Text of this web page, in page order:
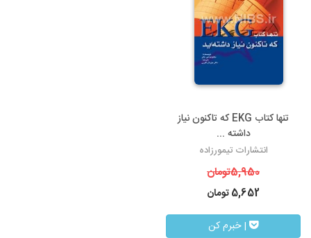
تنها کتاب EKG که تاکنون نیاز
داشته ...
انتشارات تیمورزاده
5,950تومان
5,652تومان
| خبرم کن